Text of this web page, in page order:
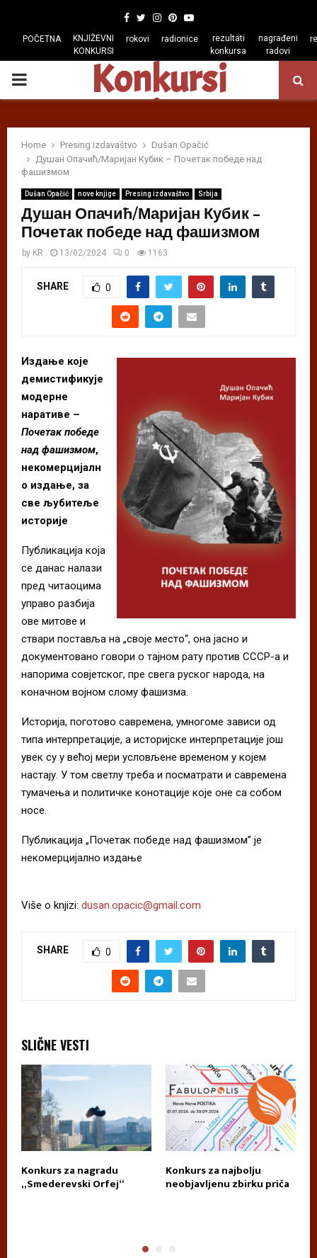
Facebook
TwitterInstagram
Pinterest
Youtube
POČETNA
KNJIŽEVNI
KONKURSI
rokovi radionice
rezultati
konkursa
nagrađeni
radovi
PRIMARY
Konkursi
regiona
Home Presing izdavaštvo
Dušan Opačić
Душан Опачић/Маријан Кубик – Почетак победе над
фашизмом
Dušan Opačić nove knjige Presing izdavaštvo Srbija
Душан Опачић/Маријан Кубик –
Почетак победе над фашизмом
by KR 13/02/2024 0 1163
SHARE 0
Издање које
демистификује
модерне
наративе –
Почетак победе
над фашизмом,
некомерцијалн
о издање, за
све љубитеље
историје
Публикација која
се данас налази
пред читаоцима
управо разбија
ове митове и
ствари поставља на „своје место“, она јасно и
документовано говори о тајном рату против СССР-а и
напорима совјетског, пре свега руског народа, на
коначном војном слому фашизма.
Историја, поготово савремена, умногоме зависи од
типа интерпретације, а историјске интерпретације још
увек су у већој мери условљене временом у којем
настају. У том светлу треба и посматрати и савремена
тумачења и политичке конотације које оне са собом
носе.
Публикација „Почетак победе над фашизмом” је
некомерцијално издање
Više o knjizi: dusan.opacic@gmail.com
SHARE 0
SLIČNE VESTI
Konkurs za nagradu
„Smederevski Orfej“
Konkurs za najbolju
neobjavljenu zbirku priča